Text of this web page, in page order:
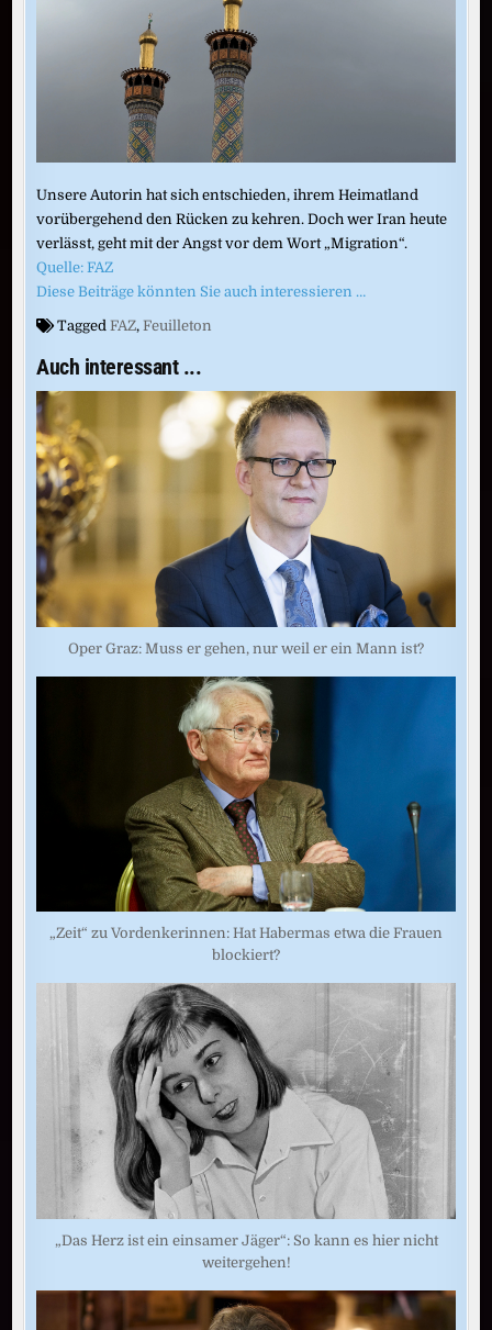
Unsere Autorin hat sich entschieden, ihrem Heimatland
vorübergehend den Rücken zu kehren. Doch wer Iran heute
verlässt, geht mit der Angst vor dem Wort „Migration“.
Quelle: FAZ
Diese Beiträge könnten Sie auch interessieren …
TaggedFAZ,Feuilleton
Auch interessant ...
Oper Graz: Muss er gehen, nur weil er ein Mann ist?
„Zeit“ zu Vordenkerinnen: Hat Habermas etwa die Frauen
blockiert?
„Das Herz ist ein einsamer Jäger“: So kann es hier nicht
weitergehen!